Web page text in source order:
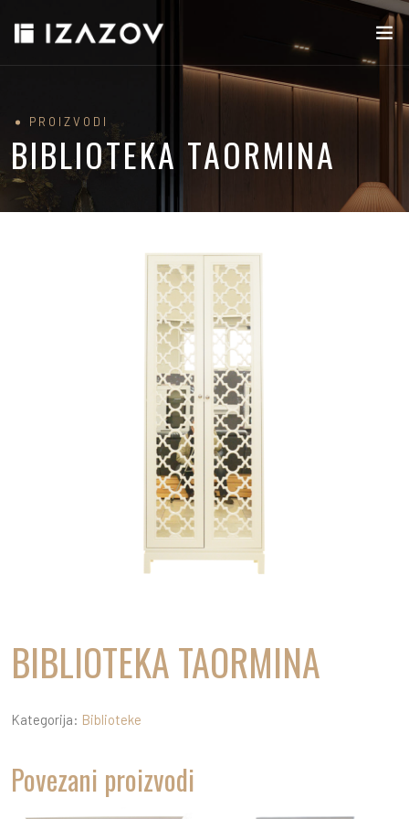
PROIZVODI
BIBLIOTEKA TAORMINA
BIBLIOTEKA TAORMINA
Kategorija: Biblioteke
Povezani proizvodi